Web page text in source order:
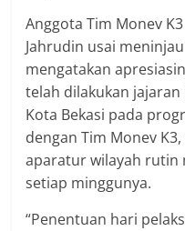
Anggota Tim Monev
Jahrudin usai
mengatakan
telah dilakukan
Kota Bekasi pada
dengan Tim Monev
aparatur wilayah rutin
setiap minggunya.
“Penentuan hari